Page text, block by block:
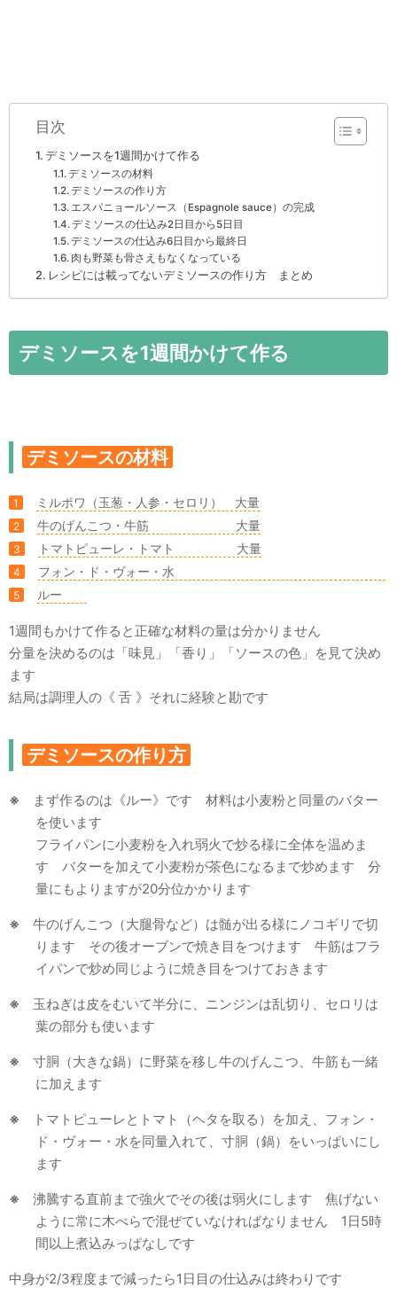
目次
デミソースを1週間かけて作る
デミソースの材料
デミソースの作り方
エスパニョールソース（Espagnole sauce）の完成
デミソースの仕込み2日目から5日目
デミソースの仕込み6日目から最終日
肉も野菜も骨さえもなくなっている
レシピには載ってないデミソースの作り方 まとめ
デミソースを1週間かけて作る
デミソースの材料
1 ミルポワ（玉葱・人参・セロリ） 大量
2 牛のげんこつ・牛筋 大量
3 トマトピューレ・トマト 大量
4 フォン・ド・ヴォー・水
5 ルー
1週間もかけて作ると正確な材料の量は分かりません
分量を決めるのは「味見」「香り」「ソースの色」を見て決め
ます
結局は調理人の《 舌 》それに経験と勘です
デミソースの作り方
※ まず作るのは《ルー》です 材料は小麦粉と同量のバター
を使います
フライパンに小麦粉を入れ弱火で炒る様に全体を温めま
す バターを加えて小麦粉が茶色になるまで炒めます 分
量にもよりますが20分位かかります
※ 牛のげんこつ（大腿骨など）は髄が出る様にノコギリで切
ります その後オーブンで焼き目をつけます 牛筋はフラ
イパンで炒め同じように焼き目をつけておきます
※ 玉ねぎは皮をむいて半分に、ニンジンは乱切り、セロリは
葉の部分も使います
※ 寸胴（大きな鍋）に野菜を移し牛のげんこつ、牛筋も一緒
に加えます
※ トマトピューレとトマト（ヘタを取る）を加え、フォン・
ド・ヴォー・水を同量入れて、寸胴（鍋）をいっぱいにし
ます
※ 沸騰する直前まで強火でその後は弱火にします 焦げない
ように常に木べらで混ぜていなければなりません 1日5時
間以上煮込みっぱなしです
中身が2/3程度まで減ったら1日目の仕込みは終わりです